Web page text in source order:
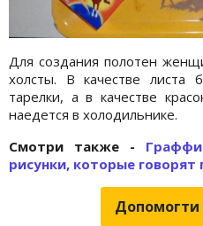
Для создания полотен
холсты. В качестве листа
тарелки, а в качестве
наедется в холодильнике.
Смотри также -
рисунки, которые говорят